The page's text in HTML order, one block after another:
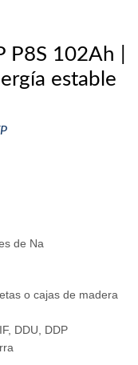
102Ah |
estable
de Na
o cajas de madera
DDU, DDP